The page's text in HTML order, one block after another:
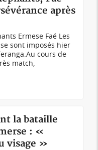
après
Ermese Faé Les
sont imposés hier
cours de
match,
la bataille
: «
visage »